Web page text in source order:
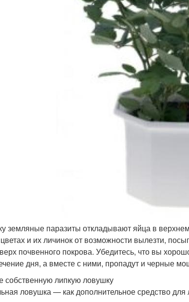
земляные паразиты откладывают яйца в
и их личинок от возможности вылезти,
почвенного покрова. Убедитесь, что вы
дня, а вместе с ними, пропадут и черные
собственную липкую ловушку
ловушка — как дополнительное средство